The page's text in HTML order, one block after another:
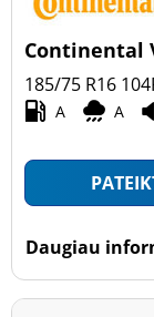
Continental
185/75 R16 104
A A
Daugiau